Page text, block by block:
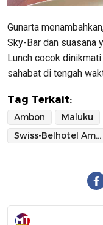
Gunarta
Sky-Bar dan suasana
Lunch cocok
sahabat di tengah
Tag Terkait:
Ambon Maluku
Swiss-Belhotel Ambon